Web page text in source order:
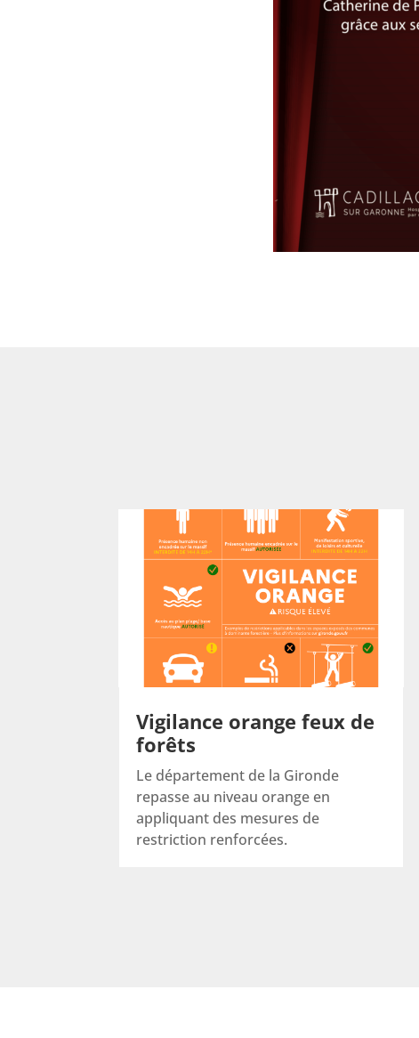
Vigilance orange feux de
forêts
Le département de la Gironde
repasse au niveau orange en
appliquant des mesures de
restriction renforcées.